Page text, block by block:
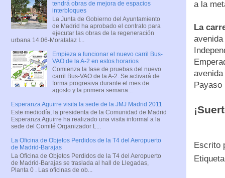
a la
La
Payaso
Escrito
tendrá obras de mejora de espacios
interbloques
La Junta de Gobierno del Ayuntamiento
de Madrid ha aprobado el contrato para
ejecutar las obras de la regeneración
urbana 14.06-Moratalaz I...
Empieza a funcionar el nuevo carril Bus-
VAO de la A-2 en estos horarios
Comienza la fase de pruebas del nuevo
carril Bus-VAO de la A-2. Se activará de
forma progresiva durante el mes de
agosto y la primera semana...
Esperanza Aguirre visita la sede de la JMJ Madrid 2011
Este mediodía, la presidenta de la Comunidad de Madrid
Esperanza Aguirre ha realizado una visita informal a la
sede del Comité Organizador L...
La Oficina de Objetos Perdidos de la T4 del Aeropuerto
de Madrid-Barajas
La Oficina de Objetos Perdidos de la T4 del Aeropuerto
de Madrid-Barajas se traslada al hall de Llegadas,
Planta 0 . Las oficinas de ob...